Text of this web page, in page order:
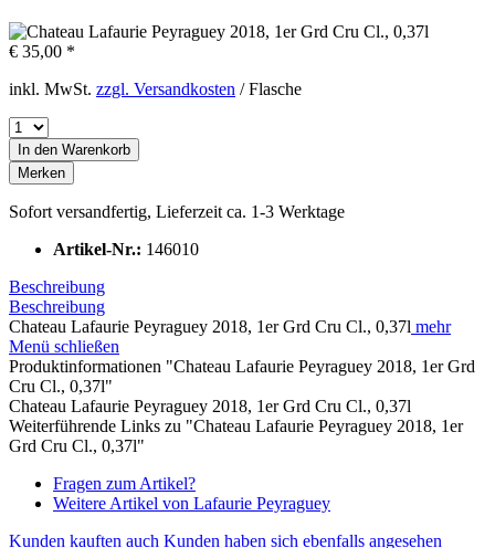
€ 35,00 *
inkl. MwSt. zzgl. Versandkosten / Flasche
In den Warenkorb
Merken
Sofort versandfertig, Lieferzeit ca. 1-3 Werktage
Artikel-Nr.: 146010
Beschreibung
Beschreibung
Chateau Lafaurie Peyraguey 2018, 1er Grd Cru Cl., 0,37l mehr
Menü schließen
Produktinformationen "Chateau Lafaurie Peyraguey 2018, 1er Grd
Cru Cl., 0,37l"
Chateau Lafaurie Peyraguey 2018, 1er Grd Cru Cl., 0,37l
Weiterführende Links zu "Chateau Lafaurie Peyraguey 2018, 1er
Grd Cru Cl., 0,37l"
Fragen zum Artikel?
Weitere Artikel von Lafaurie Peyraguey
Kunden kauften auch Kunden haben sich ebenfalls angesehen